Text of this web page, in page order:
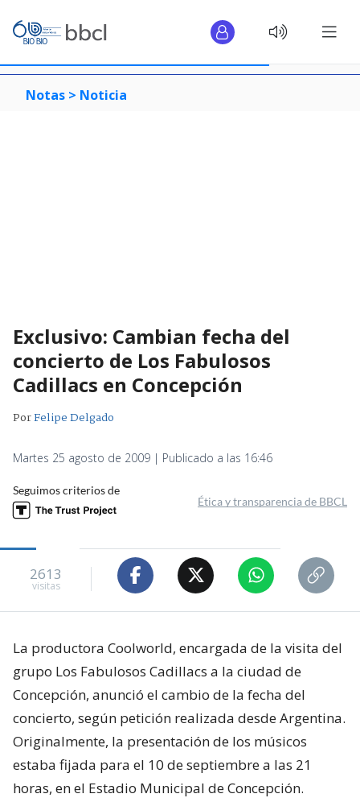
Notas > Noticia
Exclusivo: Cambian fecha del
concierto de Los Fabulosos
Cadillacs en Concepción
PorFelipe Delgado
Martes 25 agosto de 2009 | Publicado a las 16:46
Seguimos criterios de
Ética y transparencia de BBCL
2613
visitas
La productora Coolworld, encargada de la visita del
grupo Los Fabulosos Cadillacs a la ciudad de
Concepción, anunció el cambio de la fecha del
concierto, según petición realizada desde Argentina.
Originalmente, la presentación de los músicos
estaba fijada para el 10 de septiembre a las 21
horas, en el Estadio Municipal de Concepción.